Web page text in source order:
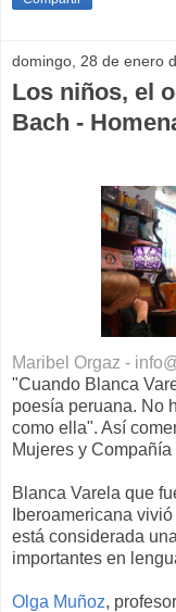
domingo, 28 de enero
Los niños, el
Bach -
Maribel Orgaz -
"Cuando Blanca
poesía peruana. No
como ella". Así
Mujeres y
Blanca Varela que
Iberoamericana
está considerada
importantes en
Olga Muñoz,